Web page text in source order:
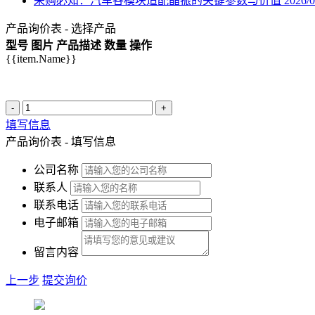
产品询价表 - 选择产品
型号 图片 产品描述 数量 操作
{{item.Name}}
- +
填写信息
产品询价表 - 填写信息
公司名称
联系人
联系电话
电子邮箱
留言内容
上一步 提交询价